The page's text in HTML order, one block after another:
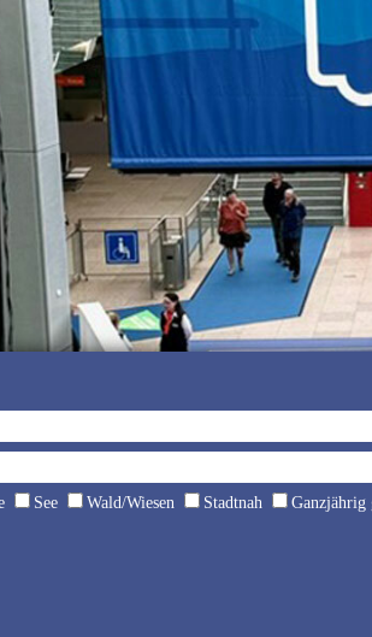
See Wald/Wiesen Stadtnah
Ganzjährig